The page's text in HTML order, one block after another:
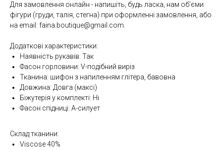
Для замовлення онлайн - напишіть, будь ласка, нам об'єми
фігури (груди, талія, стегна) при оформленні замовлення, або
на email: faina.boutique@gmail.com.
Додаткові характеристики:
Наявність рукавів: Так
Фасон горловини: V-подібний виріз
Тканина: шифон з напиленням глітера, бавовна
Довжина: Довга (максі)
Біжутерія у комплекті: Ні
Фасон спідниці: А-силует
Склад тканини:
Viscose 40%